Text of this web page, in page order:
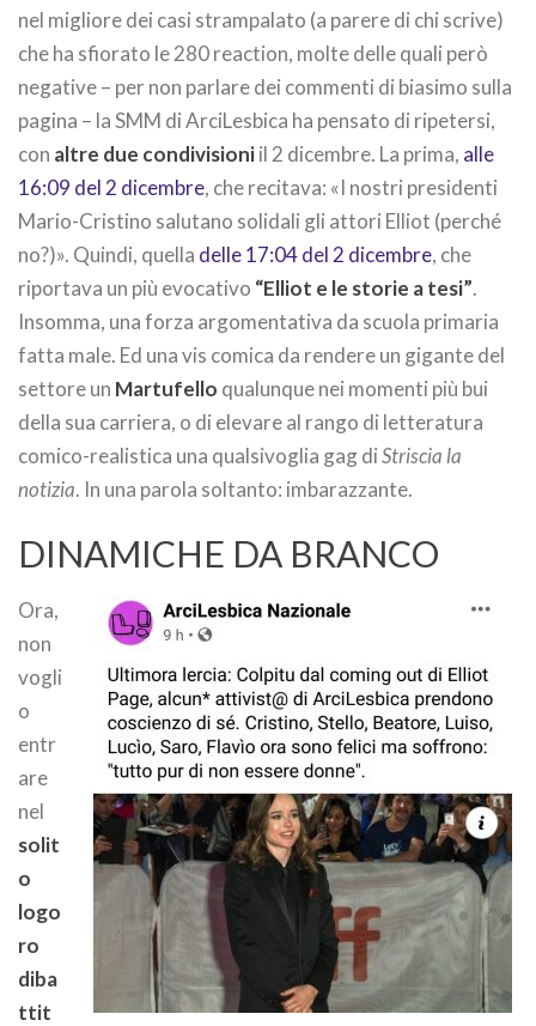
nel migliore dei casi strampalato (a parere di chi scrive)
che ha sfiorato le 280 reaction, molte delle quali però
negative – per non parlare dei commenti di biasimo sulla
pagina – la SMM di ArciLesbica ha pensato di ripetersi,
con altre due condivisioniil 2 dicembre. La prima, alle
16:09 del 2 dicembre, che recitava: «I nostri presidenti
Mario-Cristino salutano solidali gli attori Elliot (perché
no?)». Quindi, quella delle 17:04 del 2 dicembre, che
riportava un più evocativo “Elliot e le storie a tesi”.
Insomma, una forza argomentativa da scuola primaria
fatta male. Ed una vis comica da rendere un gigante del
settore un Martufello qualunque nei momenti più bui
della sua carriera, o di elevare al rango di letteratura
comico-realistica una qualsivoglia gag diStriscia la
notizia. In una parola soltanto: imbarazzante.
DINAMICHE DA BRANCO
Ora,
non
vogli
o
entr
are
nel
solit
o
logo
ro
diba
ttit